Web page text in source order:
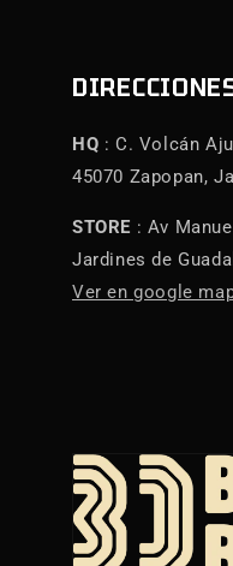
HQ : C. Volcán
45070 Zapopan,
STORE : Av
Jardines de
Ver en google